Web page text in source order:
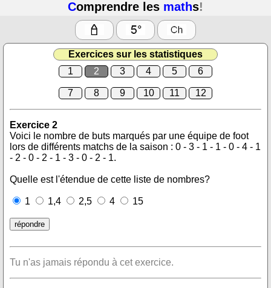
Comprendre les maths!
Exercices sur les statistiques
1
2 3 4 5 6
7 8 9 10 11 12
Exercice 2
Voici le nombre de buts marqués par une équipe de foot
lors de différents matchs de la saison : 0 - 3 - 1 - 1 - 0 - 4 - 1
- 2 - 0 - 2 - 1 - 3 - 0 - 2 - 1.
Quelle est l'étendue de cette liste de nombres?
1 1,4 2,5 4 15
Tu n'as jamais répondu à cet exercice.